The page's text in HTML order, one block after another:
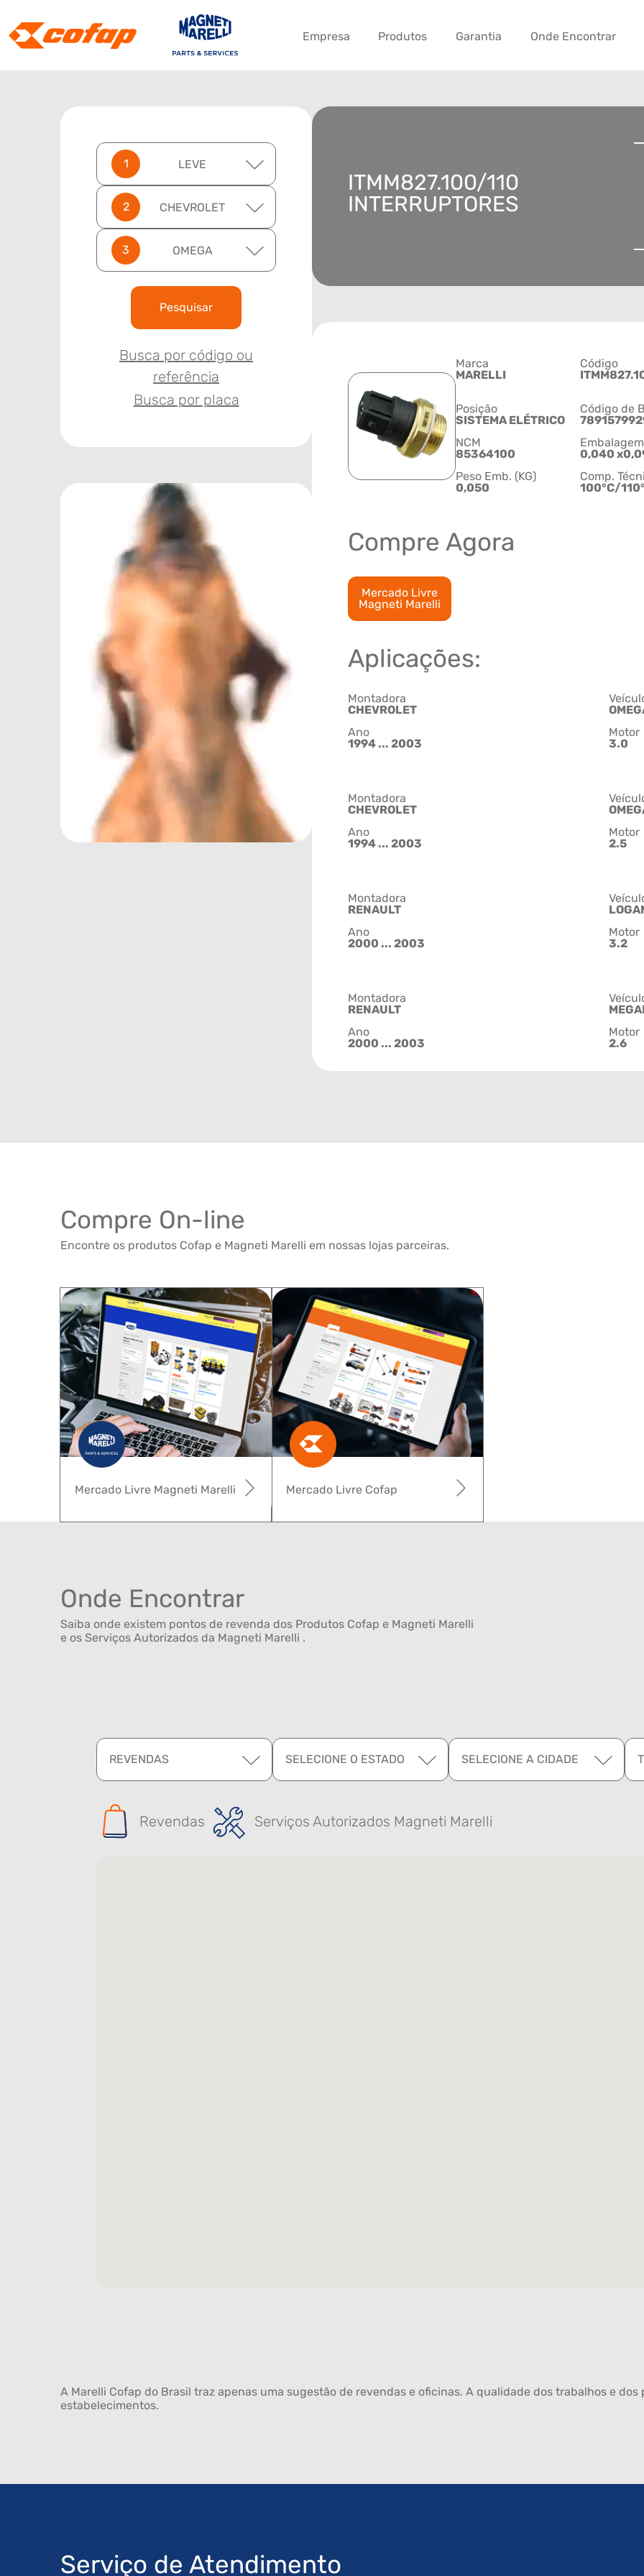
Empresa Produtos Garantia Onde Encontrar
LEVE
CHEVROLET
OMEGA
Pesquisar
Busca por código ou
referência
Busca por placa
ITMM827.100/110
INTERRUPTORES
Marca
MARELLI
Código
Posição
SISTEMA ELÉTRICO
Código de
NCM
85364100
0,040
Peso Emb. (KG)
0,050
Comp.
100°C/
Compre Agora
Mercado Livre
Magneti Marelli
Aplicações:
Montadora
CHEVROLET
Ano
1994 ... 2003
Motor
3.0
Montadora
CHEVROLET
Ano
1994 ... 2003
Motor
2.5
Montadora
RENAULT
Ano
2000 ... 2003
Motor
3.2
Montadora
RENAULT
Ano
2000 ... 2003
Motor
2.6
Compre On-line
Encontre os produtos Cofap e Magneti Marelli em nossas lojas parceiras.
Mercado Livre Cofap
Mercado Livre Magneti Marelli
Onde Encontrar
Saiba onde existem pontos de revenda dos Produtos Cofap e Magneti Marelli
e os Serviços Autorizados da Magneti Marelli .
REVENDAS SELECIONE O ESTADO SELECIONE A CIDADE
Revendas Serviços Autorizados Magneti Marelli
A Marelli Cofap do Brasil traz apenas uma sugestão de revendas e oficinas. A qualidade dos trabalhos e
estabelecimentos.
Serviço de Atendimento